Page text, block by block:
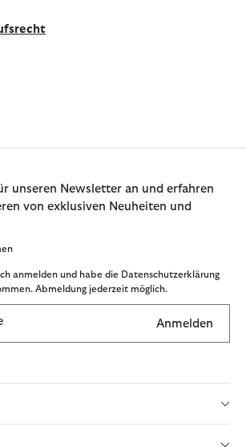
unseren Newsletter an und erfahren
von exklusiven Neuheiten und
anmelden und habe die Datenschutzerklärung
Abmeldung jederzeit möglich.
Anmelden